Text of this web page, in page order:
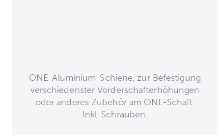
ONE-Aluminium-Schiene, zur Befestigung
verschiedenster Vorderschafterhöhungen
oder anderes Zubehör am ONE-Schaft.
Inkl. Schrauben.